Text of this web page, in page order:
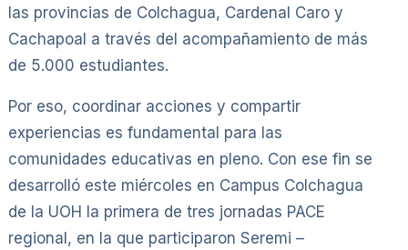
las provincias de Colchagua, Cardenal Caro y
Cachapoal a través del acompañamiento de más
de 5.000 estudiantes.
Por eso, coordinar acciones y compartir
experiencias es fundamental para las
comunidades educativas en pleno. Con ese fin se
desarrolló este miércoles en Campus Colchagua
de la UOH la primera de tres jornadas PACE
regional, en la que participaron Seremi –